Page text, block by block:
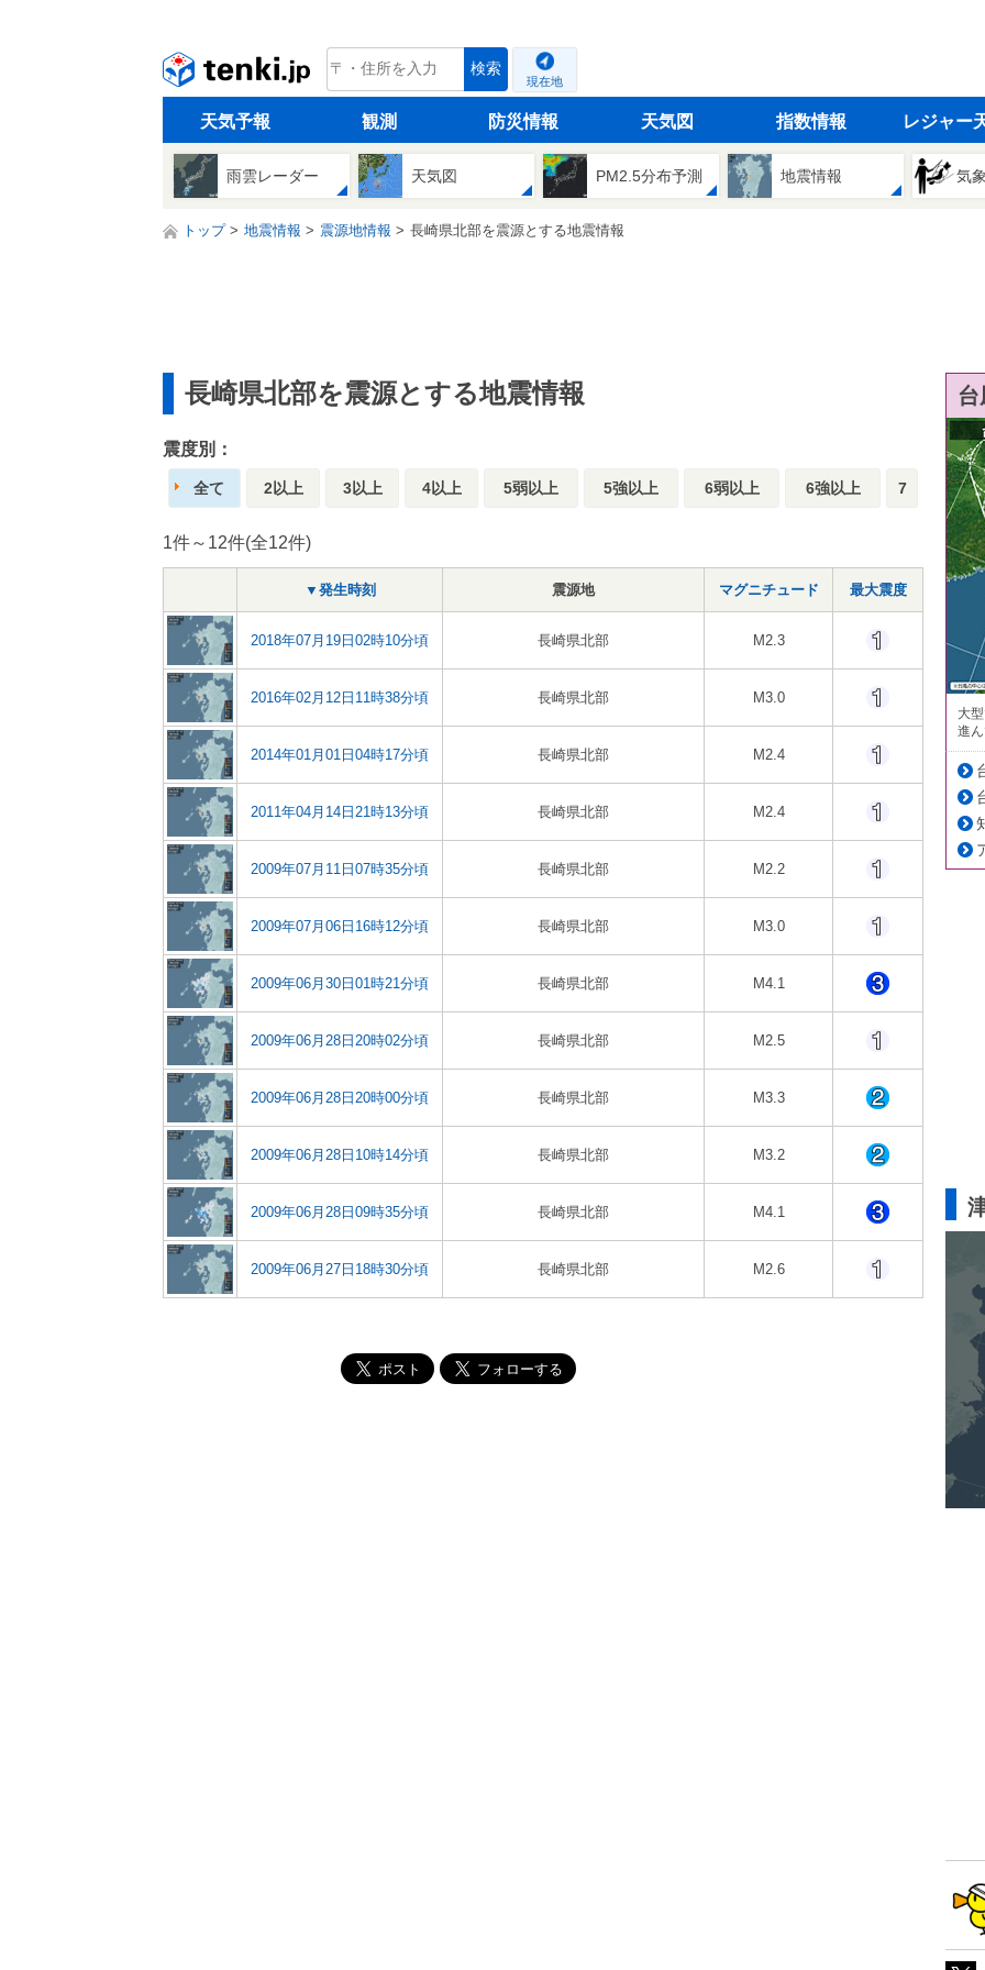
tenki.jp 検索
現在地
天気予報 観測 防災情報 天気図 指数情報 レジャー
雨雲レーダー 天気図 PM2.5分布予測 地震情報 気
トップ 地震情報 震源地情報 長崎県北部を震源とする地震情報
長崎県北部を震源とする地震情報
震度別：
全て 2以上 3以上 4以上 5弱以上 5強以上 6弱以上 6強以上 7
1件～12件(全12件)
▼発生時刻 震源地 マグニチュード 最大震度
2018年07月19日02時10分頃 長崎県北部 M2.3
2016年02月12日11時38分頃 長崎県北部 M3.0
2014年01月01日04時17分頃 長崎県北部 M2.4
2011年04月14日21時13分頃 長崎県北部 M2.4
2009年07月11日07時35分頃 長崎県北部 M2.2
2009年07月06日16時12分頃 長崎県北部 M3.0
2009年06月30日01時21分頃 長崎県北部 M4.1
2009年06月28日20時02分頃 長崎県北部 M2.5
2009年06月28日20時00分頃 長崎県北部 M3.3
2009年06月28日10時14分頃 長崎県北部 M3.2
2009年06月28日09時35分頃 長崎県北部 M4.1
2009年06月27日18時30分頃 長崎県北部 M2.6
大
進